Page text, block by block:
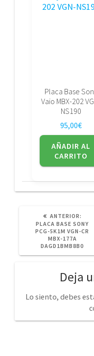
Placa Base
Vaio MBX-202
NS190
95,00€
AÑADIR AL
CARRITO
ANTERIOR:
PLACA BASE SONY
PCG-5K1M VGN-CR
MBX-177A
DAGD1BMB8B0
Deja
Lo siento, debes